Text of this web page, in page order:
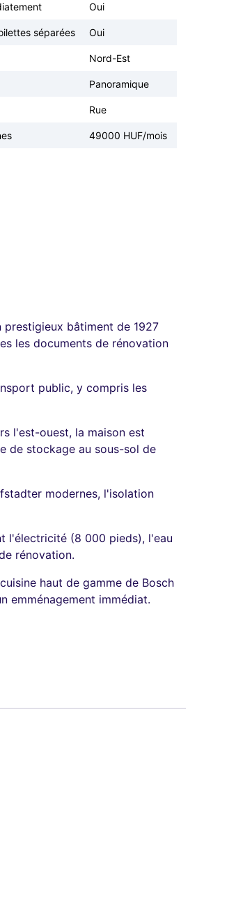
Oui
séparées Oui
Nord-Est
Panoramique
Rue
49000 HUF/mois
bâtiment de 1927
les documents de rénovation
public, y compris les
l'est-ouest, la maison est
de stockage au sous-sol de
modernes, l'isolation
l'électricité (8 000 pieds), l'eau
rénovation.
haut de gamme de Bosch
emménagement immédiat.